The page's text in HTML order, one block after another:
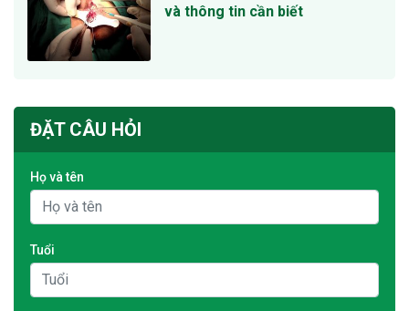
và thông tin cần biết
ĐẶT CÂU HỎI
Họ và tên
Tuổi